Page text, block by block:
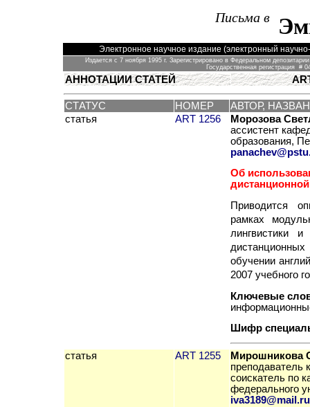
Письма в
Электронное научное издание (электронный
Издается с 7 ноября 1995 г. Зарегистрированов Федеральном
Государственная регистрация #
AННОТАЦИИ СТАТЕЙ
CТАТУС НОМЕР
АВТОР,
статья
ART 1256
Морозова
ассистент
образования,
panachev@pstu
Об
Приводится
рамках
лингвистики
обучении
2007 учебного
Ключевые
Шифр
статья ART 1255
Мирошникова
преподаватель
соискатель по
федерального
iva3189@mail .ru